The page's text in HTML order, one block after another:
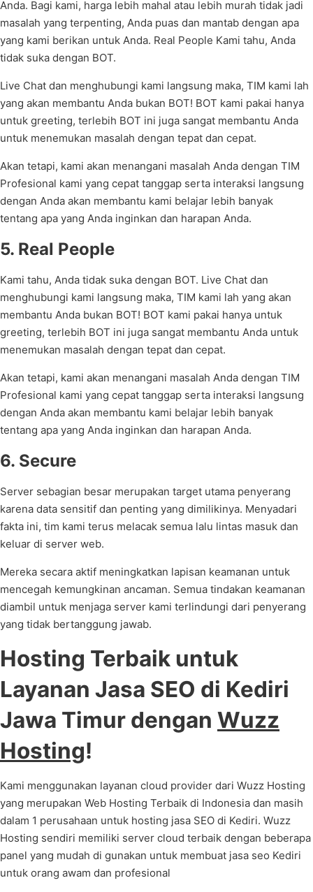
Anda. Bagi kami, harga lebih mahal atau lebih murah tidak jadi
masalah yang terpenting, Anda puas dan mantab dengan apa
yang kami berikan untuk Anda. Real People Kami tahu, Anda
tidak suka dengan BOT.
Live Chat dan menghubungi kami langsung maka, TIM kami lah
yang akan membantu Anda bukan BOT! BOT kami pakai hanya
untuk greeting, terlebih BOT ini juga sangat membantu Anda
untuk menemukan masalah dengan tepat dan cepat.
Akan tetapi, kami akan menangani masalah Anda dengan TIM
Profesional kami yang cepat tanggap serta interaksi langsung
dengan Anda akan membantu kami belajar lebih banyak
tentang apa yang Anda inginkan dan harapan Anda.
5. Real People
Kami tahu, Anda tidak suka dengan BOT. Live Chat dan
menghubungi kami langsung maka, TIM kami lah yang akan
membantu Anda bukan BOT! BOT kami pakai hanya untuk
greeting, terlebih BOT ini juga sangat membantu Anda untuk
menemukan masalah dengan tepat dan cepat.
Akan tetapi, kami akan menangani masalah Anda dengan TIM
Profesional kami yang cepat tanggap serta interaksi langsung
dengan Anda akan membantu kami belajar lebih banyak
tentang apa yang Anda inginkan dan harapan Anda.
6. Secure
Server sebagian besar merupakan target utama penyerang
karena data sensitif dan penting yang dimilikinya. Menyadari
fakta ini, tim kami terus melacak semua lalu lintas masuk dan
keluar di server web.
Mereka secara aktif meningkatkan lapisan keamanan untuk
mencegah kemungkinan ancaman. Semua tindakan keamanan
diambil untuk menjaga server kami terlindungi dari penyerang
yang tidak bertanggung jawab.
Hosting Terbaik untuk
Layanan Jasa SEO di Kediri
Jawa Timur dengan Wuzz
Hosting!
Kami menggunakan layanan cloud provider dari Wuzz Hosting
yang merupakan Web Hosting Terbaik di Indonesia dan masih
dalam 1 perusahaan untuk hosting jasa SEO di Kediri. Wuzz
Hosting sendiri memiliki server cloud terbaik dengan beberapa
panel yang mudah di gunakan untuk membuat jasa seo Kediri
untuk orang awam dan profesional